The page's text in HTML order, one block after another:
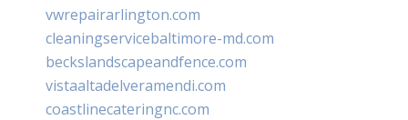
vwrepairarlington.com
cleaningservicebaltimore-md.com
beckslandscapeandfence.com
vistaaltadelveramendi.com
coastlinecateringnc.com